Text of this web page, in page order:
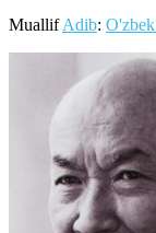
MuallifAdib: